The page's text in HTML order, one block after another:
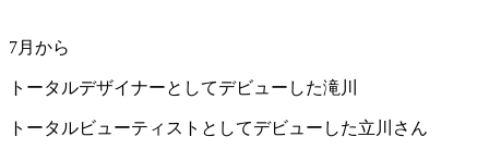
7月から
トータルデザイナーとしてデビューした滝川
トータルビューティストとしてデビューした立川さん